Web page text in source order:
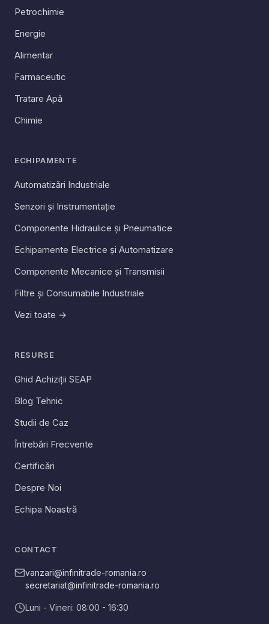
Petrochimie
Energie
Alimentar
Farmaceutic
Tratare Apă
Chimie
ECHIPAMENTE
Automatizări Industriale
Senzori și Instrumentație
Componente Hidraulice și Pneumatice
Echipamente Electrice și Automatizare
Componente Mecanice și Transmisii
Filtre și Consumabile Industriale
Vezi toate →
RESURSE
Ghid Achiziții SEAP
Blog Tehnic
Studii de Caz
Întrebări Frecvente
Certificări
Despre Noi
Echipa Noastră
CONTACT
vanzari@infinitrade-romania.ro
secretariat@infinitrade-romania.ro
Luni - Vineri: 08:00 - 16:30